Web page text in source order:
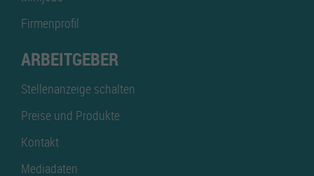
Firmenprofil
ARBEITGEBER
Stellenanzeige schalten
Preise und Produkte
Kontakt
Mediadaten